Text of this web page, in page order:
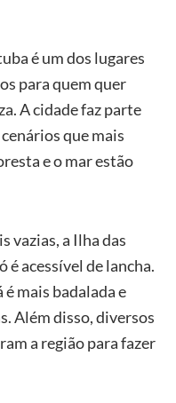
é um dos lugares
para quem quer
A cidade faz parte
que mais
e o mar estão
vazias, a Ilha das
é acessível de lancha.
mais badalada e
Além disso, diversos
a região para fazer